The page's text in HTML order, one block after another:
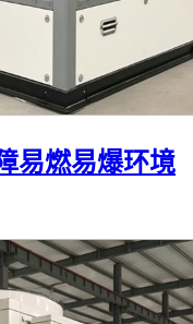
易燃易爆环境